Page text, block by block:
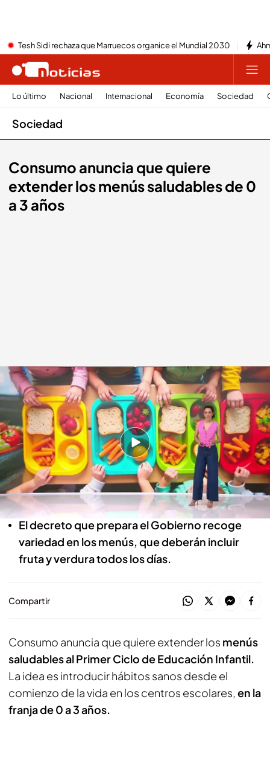
Tesh Sidi rechaza que Marruecos organice el Mundial 2030
Lo último Nacional Internacional Economía Sociedad
Sociedad
Consumo anuncia que quiere
extender los menús saludables de 0
a 3 años
Consumo anuncia que quiere extender los menús saludables al primer
ciclo de educación infantil .Cuatro
Beatriz Benayas
01 JUN 2026 - 20:50h.
La idea es introducir hábitos sanos desde el
comienzo de la vida en los centros escolares,
en la franja de 0 a 3 años.
El decreto que prepara el Gobierno recoge
variedad en los menús, que deberán incluir
fruta y verdura todos los días.
Compartir
Consumo anuncia que quiere extender los menús
saludables al Primer Ciclo de Educación Infantil.
La idea es introducir hábitos sanos desde el
comienzo de la vida en los centros escolares, en la
franja de 0 a 3 años.